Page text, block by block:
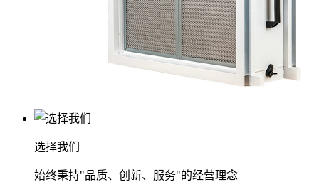
选择我们
始终秉持"品质、创新、服务"的经营理念